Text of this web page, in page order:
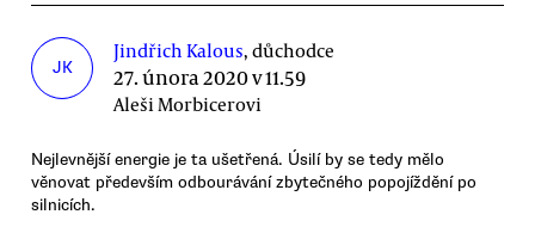
JK
Jindřich Kalous, důchodce
27. února 2020 v 11.59
Aleši Morbicerovi
Nejlevnější energie je ta ušetřená. Úsilí by se tedy mělo
věnovat především odbourávání zbytečného popojíždění po
silnicích.